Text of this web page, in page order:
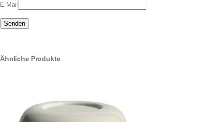
E-Mail
Ähnliche Produkte